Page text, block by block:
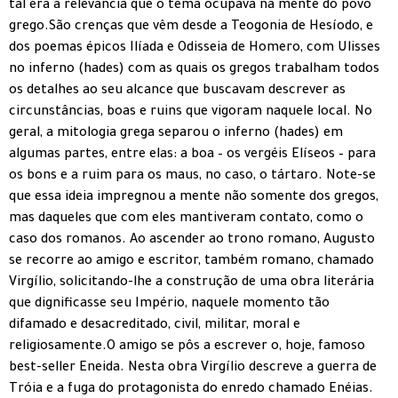
tal era a relevância que o tema ocupava na mente do povo
grego.São crenças que vêm desde a Teogonia de Hesíodo, e
dos poemas épicos Ilíada e Odisseia de Homero, com Ulisses
no inferno (hades) com as quais os gregos trabalham todos
os detalhes ao seu alcance que buscavam descrever as
circunstâncias, boas e ruins que vigoram naquele local. No
geral, a mitologia grega separou o inferno (hades) em
algumas partes, entre elas: a boa – os vergéis Elíseos – para
os bons e a ruim para os maus, no caso, o tártaro. Note-se
que essa ideia impregnou a mente não somente dos gregos,
mas daqueles que com eles mantiveram contato, como o
caso dos romanos. Ao ascender ao trono romano, Augusto
se recorre ao amigo e escritor, também romano, chamado
Virgílio, solicitando-lhe a construção de uma obra literária
que dignificasse seu Império, naquele momento tão
difamado e desacreditado, civil, militar, moral e
religiosamente.O amigo se pôs a escrever o, hoje, famoso
best-seller Eneida. Nesta obra Virgílio descreve a guerra de
Tróia e a fuga do protagonista do enredo chamado Enéias.